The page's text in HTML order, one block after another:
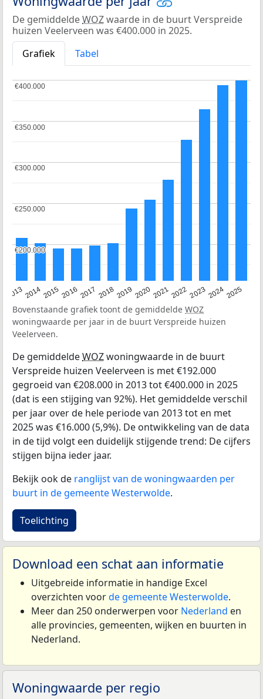
De gemiddeldeWOZwaarde in de buurt Verspreide
huizen Veelerveen was €400.000 in 2025.
Grafiek
Tabel
20132014201520162017 20182019 202020212022202320242025
€200.000
€200.000
€250.000
€250.000
€300.000
€300.000
€350.000
€350.000
€400.000
€400.000
Bovenstaande grafiek toont de gemiddelde WOZ
woningwaarde per jaar in de buurt Verspreide huizen
Veelerveen.
De gemiddeldeWOZwoningwaarde in de buurt
Verspreide huizen Veelerveen is met €192.000
gegroeid van €208.000 in 2013 tot €400.000 in 2025
(dat is een stijging van 92%). Het gemiddelde verschil
per jaar over de hele periode van 2013 tot en met
2025 was €16.000 (5,9%). De ontwikkeling van de data
in de tijd volgt een duidelijk stijgende trend: De cijfers
stijgen bijna ieder jaar.
Bekijk ook de ranglijst van de woningwaarden per
buurt in de gemeente Westerwolde.
Toelichting
Download een schat aan informatie
Uitgebreide informatie in handige Excel
overzichten voorde gemeente Westerwolde.
Meer dan 250 onderwerpen voor Nederland en
alle provincies, gemeenten, wijken en buurten in
Nederland.
Woningwaarde per regio